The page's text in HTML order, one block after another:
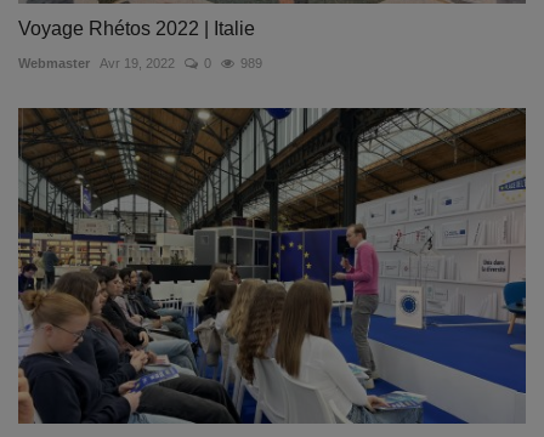
Voyage Rhétos 2022 | Italie
Webmaster Avr 19, 2022 0 989